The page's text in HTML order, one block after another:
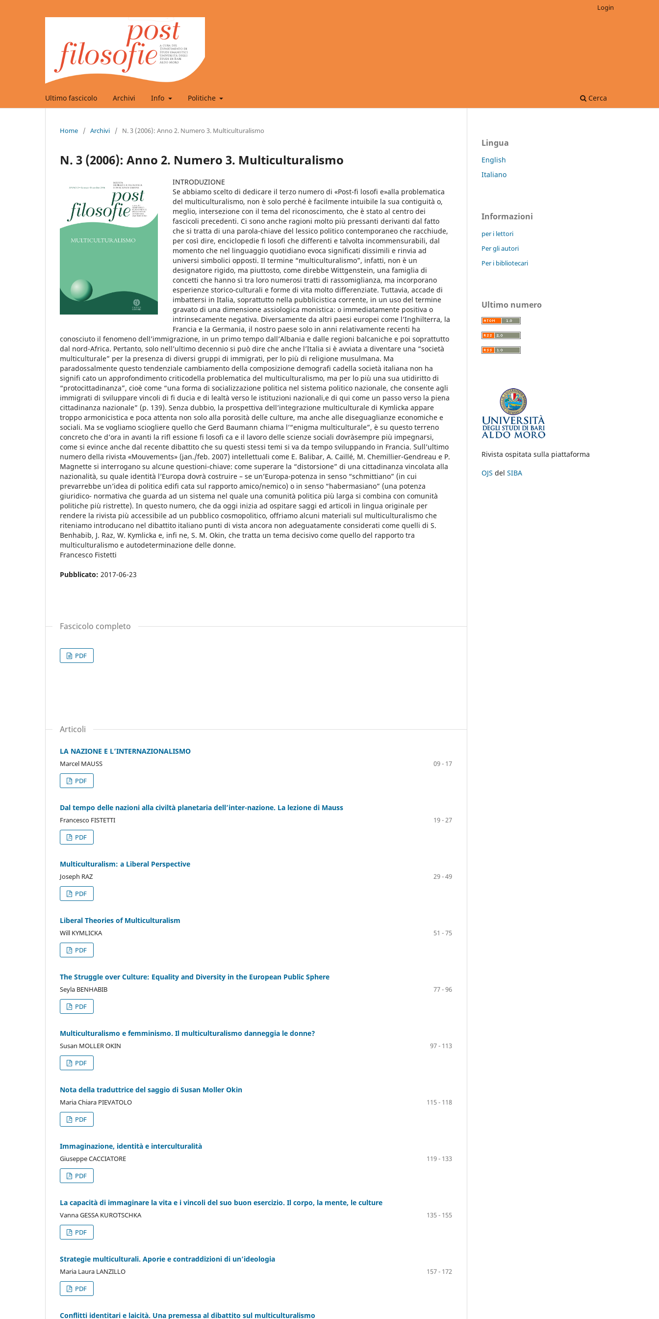
Ultimo fascicolo Archivi Info Politiche Cerca
Login
Home / Archivi / N. 3 (2006): Anno 2. Numero 3. Multiculturalismo
N. 3 (2006): Anno 2. Numero 3. Multiculturalismo
INTRODUZIONE
Se abbiamo scelto di dedicare il terzo numero di «Post-fi losofi e»alla problematica
del multiculturalismo, non è solo perché è facilmente intuibile la sua contiguità o,
meglio, intersezione con il tema del riconoscimento, che è stato al centro dei
fascicoli precedenti. Ci sono anche ragioni molto più pressanti derivanti dal fatto
che si tratta di una parola-chiave del lessico politico contemporaneo che racchiude,
per così dire, enciclopedie fi losofi che differenti e talvolta incommensurabili, dal
momento che nel linguaggio quotidiano evoca significati dissimili e rinvia ad
universi simbolici opposti. Il termine “multiculturalismo”, infatti, non è un
designatore rigido, ma piuttosto, come direbbe Wittgenstein, una famiglia di
concetti che hanno sì tra loro numerosi tratti di rassomiglianza, ma incorporano
esperienze storico-culturali e forme di vita molto differenziate. Tuttavia, accade di
imbattersi in Italia, soprattutto nella pubblicistica corrente, in un uso del termine
gravato di una dimensione assiologica monistica: o immediatamente positiva o
intrinsecamente negativa. Diversamente da altri paesi europei come lʼInghilterra, la
Francia e la Germania, il nostro paese solo in anni relativamente recenti ha
conosciuto il fenomeno dellʼimmigrazione, in un primo tempo dallʼAlbania e dalle regioni balcaniche e poi soprattutto
dal nord-Africa. Pertanto, solo nellʼultimo decennio si può dire che anche lʼItalia si è avviata a diventare una “società
multiculturale” per la presenza di diversi gruppi di immigrati, per lo più di religione musulmana. Ma
paradossalmente questo tendenziale cambiamento della composizione demografi cadella società italiana non ha
signifi cato un approfondimento criticodella problematica del multiculturalismo, ma per lo più una sua utidiritto di
“protocittadinanza”, cioè come “una forma di socializzazione politica nel sistema politico nazionale, che consente agli
immigrati di sviluppare vincoli di fi ducia e di lealtà verso le istituzioni nazionali,e di qui come un passo verso la piena
cittadinanza nazionale” (p. 139). Senza dubbio, la prospettiva dellʼintegrazione multiculturale di Kymlicka appare
troppo armonicistica e poca attenta non solo alla porosità delle culture, ma anche alle diseguaglianze economiche e
sociali. Ma se vogliamo sciogliere quello che Gerd Baumann chiama lʼ“enigma multiculturale”, è su questo terreno
concreto che dʼora in avanti la rifl essione fi losofi ca e il lavoro delle scienze sociali dovràsempre più impegnarsi,
come si evince anche dal recente dibattito che su questi stessi temi si va da tempo sviluppando in Francia. Sullʼultimo
numero della rivista «Mouvements» (jan./feb. 2007) intellettuali come E. Balibar, A. Caillé, M. Chemillier-Gendreau e P.
Magnette si interrogano su alcune questioni-chiave: come superare la “distorsione” di una cittadinanza vincolata alla
nazionalità, su quale identità lʼEuropa dovrà costruire – se unʼEuropa-potenza in senso “schmittiano” (in cui
prevarrebbe unʼidea di politica edifi cata sul rapporto amico/nemico) o in senso “habermasiano” (una potenza
giuridico- normativa che guarda ad un sistema nel quale una comunità politica più larga si combina con comunità
politiche più ristrette). In questo numero, che da oggi inizia ad ospitare saggi ed articoli in lingua originale per
rendere la rivista più accessibile ad un pubblico cosmopolitico, offriamo alcuni materiali sul multiculturalismo che
riteniamo introducano nel dibattito italiano punti di vista ancora non adeguatamente considerati come quelli di S.
Benhabib, J. Raz, W. Kymlicka e, infi ne, S. M. Okin, che tratta un tema decisivo come quello del rapporto tra
multiculturalismo e autodeterminazione delle donne.
Francesco Fistetti
Pubblicato: 2017-06-23
Fascicolo completo
PDF
Articoli
LA NAZIONE E LʼINTERNAZIONALISMO
Marcel MAUSS
09 - 17
PDF
Dal tempo delle nazioni alla civiltà planetaria dellʼinter-nazione. La lezione di Mauss
Francesco FISTETTI
19 - 27
PDF
Multiculturalism: a Liberal Perspective
Joseph RAZ
29 - 49
PDF
Liberal Theories of Multiculturalism
Will KYMLICKA
51 - 75
PDF
The Struggle over Culture: Equality and Diversity in the European Public Sphere
Seyla BENHABIB
77 - 96
PDF
Multiculturalismo e femminismo. Il multiculturalismo danneggia le donne?
Susan MOLLER OKIN
97 - 113
PDF
Nota della traduttrice del saggio di Susan Moller Okin
Maria Chiara PIEVATOLO
115 - 118
PDF
Immaginazione, identità e interculturalità
Giuseppe CACCIATORE
119 - 133
PDF
La capacità di immaginare la vita e i vincoli del suo buon esercizio. Il corpo, la mente, le culture
Vanna GESSA KUROTSCHKA
135 - 155
PDF
Strategie multiculturali. Aporie e contraddizioni di unʼideologia
Maria Laura LANZILLO
157 - 172
PDF
Conflitti identitari e laicità. Una premessa al dibattito sul multiculturalismo
Lingua
English
Italiano
Informazioni
per i lettori
Per gli autori
Per i bibliotecari
Ultimo numero
Rivista ospitata sulla piattaforma
OJS del SIBA